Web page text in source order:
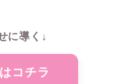
に導く↓
コチラ